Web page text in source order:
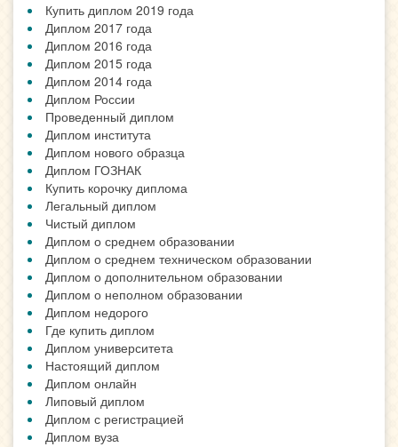
Купить диплом 2019 года
Диплом 2017 года
Диплом 2016 года
Диплом 2015 года
Диплом 2014 года
Диплом России
Проведенный диплом
Диплом института
Диплом нового образца
Диплом ГОЗНАК
Купить корочку диплома
Легальный диплом
Чистый диплом
Диплом о среднем образовании
Диплом о среднем техническом образовании
Диплом о дополнительном образовании
Диплом о неполном образовании
Диплом недорого
Где купить диплом
Диплом университета
Настоящий диплом
Диплом онлайн
Липовый диплом
Диплом с регистрацией
Диплом вуза